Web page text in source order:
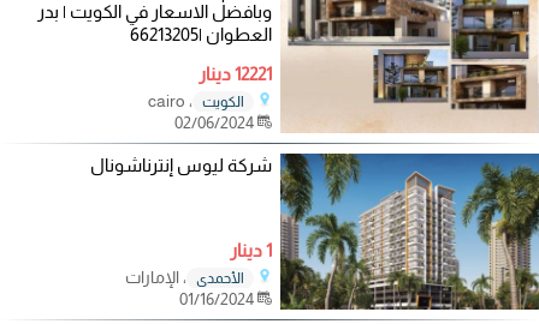
وبافضل الاسعار في الكويت | بدر
العطوان |66213205
12221 دينار
الكويت
، cairo
02/06/2024
شركة ليوس إنترناشونال
1 دينار
الأحمدي
، الإمارات
01/16/2024